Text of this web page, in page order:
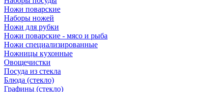
Ножи поварские
Наборы ножей
Ножи для рубки
Ножи поварские - мясо и рыба
Ножи специализированные
Ножницы кухонные
Овощечистки
Посуда из стекла
Блюда (стекло)
Графины (стекло)